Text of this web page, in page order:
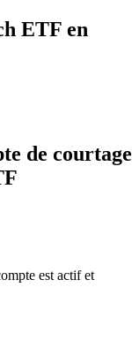
ETF en
de courtage
est actif et